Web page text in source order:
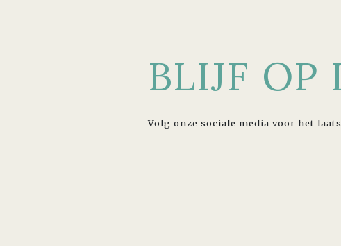
BLIJF OP
Volg onze sociale media voor het